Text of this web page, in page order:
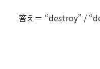
答え＝ “destroy” /